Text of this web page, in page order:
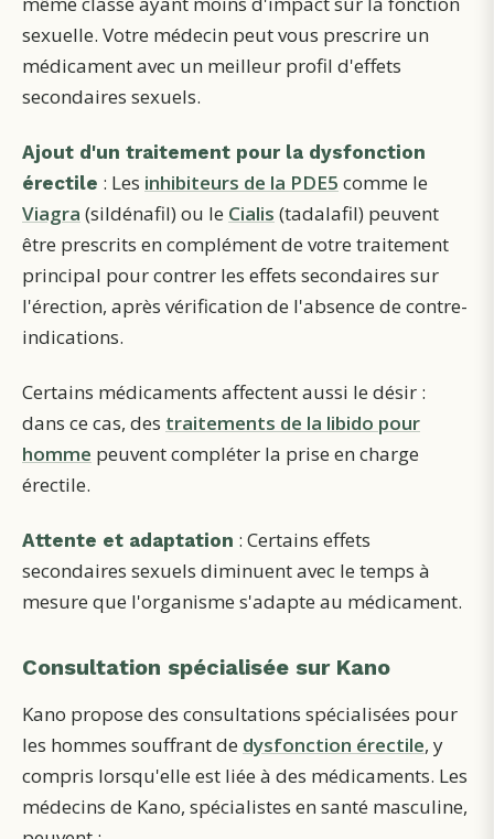
sexuelle. Votre médecin peut vous prescrire un
médicament avec un meilleur profil d'effets
secondaires sexuels.
Ajout d'un traitement pour la dysfonction
érectile : Les inhibiteurs de la PDE5 comme le
Viagra (sildénafil) ou le Cialis (tadalafil) peuvent
être prescrits en complément de votre traitement
principal pour contrer les effets secondaires sur
l'érection, après vérification de l'absence de contre-
indications.
Certains médicaments affectent aussi le désir :
dans ce cas, des traitements de la libido pour
homme peuvent compléter la prise en charge
érectile.
Attente et adaptation : Certains effets
secondaires sexuels diminuent avec le temps à
mesure que l'organisme s'adapte au médicament.
Consultation spécialisée sur Kano
Kano propose des consultations spécialisées pour
les hommes souffrant de dysfonction érectile, y
compris lorsqu'elle est liée à des médicaments. Les
médecins de Kano, spécialistes en santé masculine,